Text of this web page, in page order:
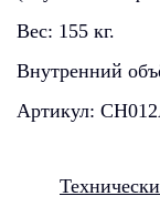
Вес: 155 кг.
Внутренний
Артикул: